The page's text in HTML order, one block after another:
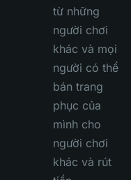
từ những
người chơi
khác và mọi
người có thể
bán trang
phục của
mình cho
người chơi
khác và rút